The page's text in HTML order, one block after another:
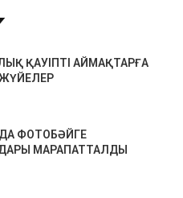
ҚАУІПТІ АЙМАҚТАРҒА
ФОТОБӘЙГЕ
МАРАПАТТАЛДЫ